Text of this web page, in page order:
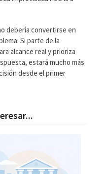
debería convertirse en
Si parte de la
alcance real y prioriza
estará mucho más
desde el primer